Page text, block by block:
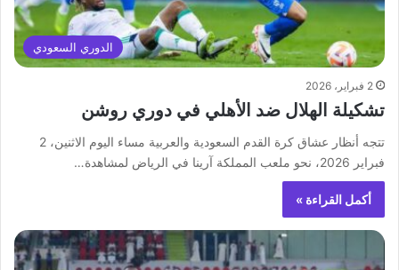
الدوري السعودي
2 فبراير، 2026
تشكيلة الهلال ضد الأهلي في دوري روشن
تتجه أنظار عشاق كرة القدم السعودية والعربية مساء اليوم الاثنين، 2
فبراير 2026، نحو ملعب المملكة آرينا في الرياض لمشاهدة…
أكمل القراءة »